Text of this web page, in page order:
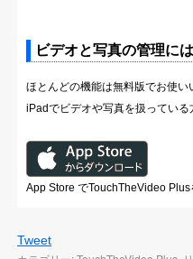
ビデオと写真の管理に
ほとんどの機能は無料版でお使
iPadでビデオや写真を扱っている
App Store でTouchTheVideo Plus
Tweet